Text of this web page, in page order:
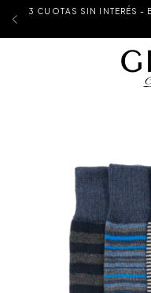
3 CUOTAS SIN INTERÉS -